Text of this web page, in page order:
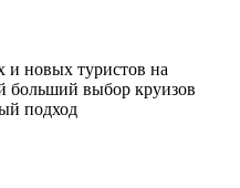
и новых туристов на
больший выбор круизов
подход